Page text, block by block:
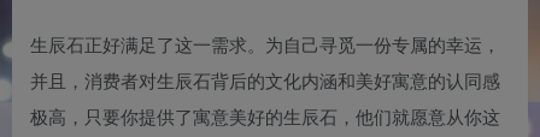
生辰石正好满足了这一需求。为自己寻觅一份专属的幸运，
并且，消费者对生辰石背后的文化内涵和美好寓意的认同感
极高，只要你提供了寓意美好的生辰石，他们就愿意从你这